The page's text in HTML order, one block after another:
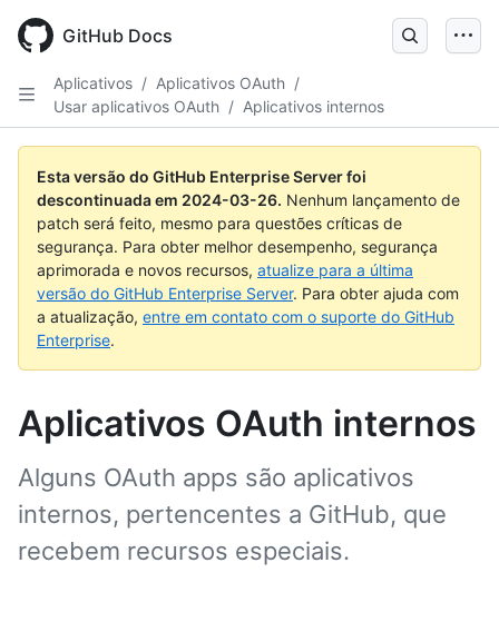
main
GitHub Docs
Aplicativos / Aplicativos OAuth /
Usar aplicativos OAuth / Aplicativos internos
Esta versão do GitHub Enterprise Server foi
descontinuada em 2024-03-26. Nenhum lançamento de
patch será feito, mesmo para questões críticas de
segurança. Para obter melhor desempenho, segurança
aprimorada e novos recursos, atualize para a última
versão do GitHub Enterprise Server. Para obter ajuda com
a atualização, entre em contato com o suporte do GitHub
Enterprise.
Aplicativos OAuth internos
Alguns OAuth apps são aplicativos
internos, pertencentes a GitHub, que
recebem recursos especiais.